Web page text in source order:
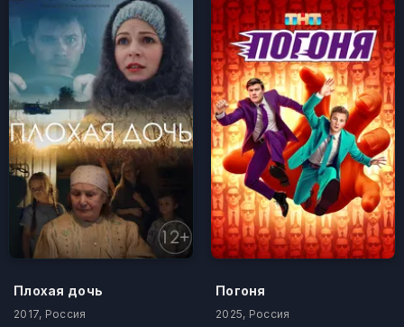
Плохая дочь
2017, Россия
Погоня
2025, Россия